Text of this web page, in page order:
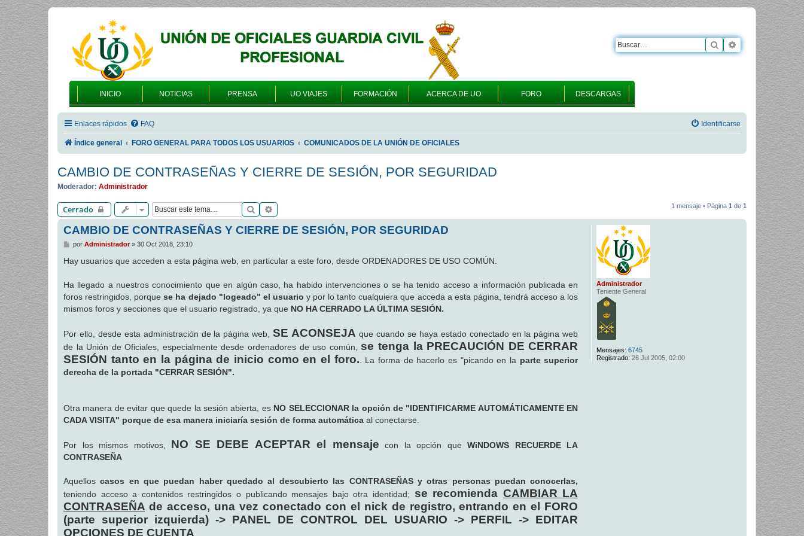
INICIO NOTICIAS PRENSA UO VIAJES FORMACIÓN ACERCA DE UO FORO DESCARGAS
Buscar Búsqueda
Enlaces rápidos FAQ Identificarse
Índice general FORO GENERAL PARA TODOS LOS USUARIOS COMUNICADOS DE LA UNIÓN DE OFICIALES
CAMBIO DE CONTRASEÑAS Y CIERRE DE SESIÓN, POR SEGURIDAD
Moderador: Administrador
Cerrado Buscar 1 mensaje • Página 1 de 1
Administrador
Teniente General
Mensajes: 6745
Registrado: 26 Jul 2005, 02:00
CAMBIO DE CONTRASEÑAS Y CIERRE DE SESIÓN, POR SEGURIDAD
M
n
j
e
por Administrador» 30 Oct 2018, 23:10
Hay usuarios que acceden a esta página web, en particular a este foro, desde ORDENADORES DE USO COMÚN.
Ha llegado a nuestros conocimiento que en algún caso, ha habido intervenciones o se ha tenido acceso a información publicada en
foros restringidos, porquese ha dejado "logeado" el usuario y por lo tanto cualquiera que acceda a esta página, tendrá acceso a los
mismos foros y secciones que el usuario registrado, ya que NO HA CERRADO LA ÚLTIMA SESIÓN.
Por ello, desde esta administración de la página web,SE ACONSEJA que cuando se haya estado conectado en la página web
de la Unión de Oficiales, especialmente desde ordenadores de uso común, se tenga la PRECAUCIÓN DE CERRAR
SESIÓN tanto en la página de inicio como en el foro.. La forma de hacerlo es "picando en la parte superior
derecha de la portada "CERRAR SESIÓN".
Otra manera de evitar que quede la sesión abierta, es NO SELECCIONAR la opción de "IDENTIFICARME AUTOMÁTICAMENTE EN
CADA VISITA" porque de esa manera iniciaría sesión de forma automática al conectarse.
Por los mismos motivos, NO SE DEBE ACEPTAR el mensaje con la opción queWiNDOWS RECUERDE LA
CONTRASEÑA
Aquelloscasos en que puedan haber quedado al descubierto las CONTRASEÑAS y otras personas puedan conocerlas,
teniendo acceso a contenidos restringidos o publicando mensajes bajo otra identidad; se recomienda CAMBIAR LA
CONTRASEÑA de acceso, una vez conectado con el nick de registro, entrando en el FORO
(parte superior izquierda) -> PANEL DE CONTROL DEL USUARIO -> PERFIL -> EDITAR
OPCIONES DE CUENTA